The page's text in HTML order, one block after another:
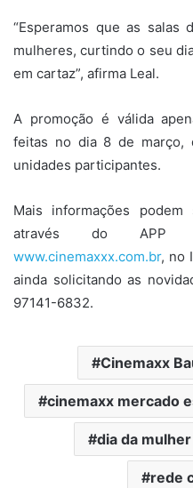
“Esperamos que as salas
mulheres, curtindo o seu
em cartaz”, afirma Leal.
A promoção é válida
feitas no dia 8 de março,
unidades participantes.
Mais informações
através do APP
www.cinemaxxx.com.br, no
ainda solicitando as
97141-6832.
Cinemaxx
cinemaxx mercado
dia da mulher
rede